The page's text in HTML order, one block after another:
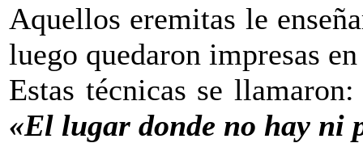
Aquellos eremitas le
luego quedaron impresas
Estas técnicas se
«El lugar donde no hay ni